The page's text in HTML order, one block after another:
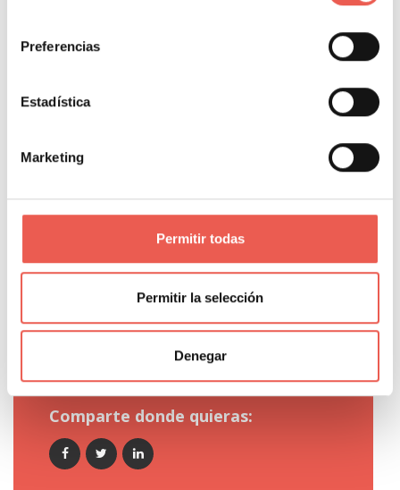
Preferencias
Estadística
Marketing
Permitir todas
Permitir la selección
Denegar
Propietario y responsable editorial de Tiempo de
años de experiencia en GA4, GTM, BigQuery y
Girbau, Molins o Rosa Clará, y COO Fraccional
informático y fundador de Datapeek. Formador
PORTAL WEB
Comparte donde quieras: